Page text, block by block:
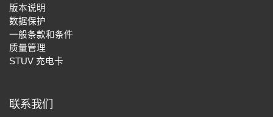
版本说明
数据保护
一般条款和条件
质量管理
STUV 充电卡
联系我们